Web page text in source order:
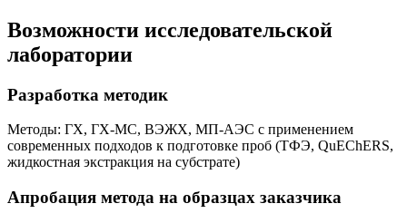
Возможности исследовательской
лаборатории
Разработка методик
Методы: ГХ, ГХ-МС, ВЭЖХ, МП-АЭС с применением
современных подходов к подготовке проб (ТФЭ, QuEChERS,
жидкостная экстракция на субстрате)
Апробация метода на образцах заказчика